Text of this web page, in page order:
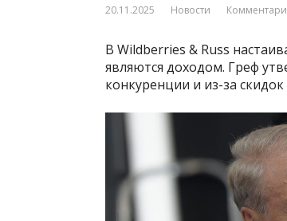
20.11.2025 Новости
В Wildberries & Russ
являются доходом. Греф
конкуренции и из-за